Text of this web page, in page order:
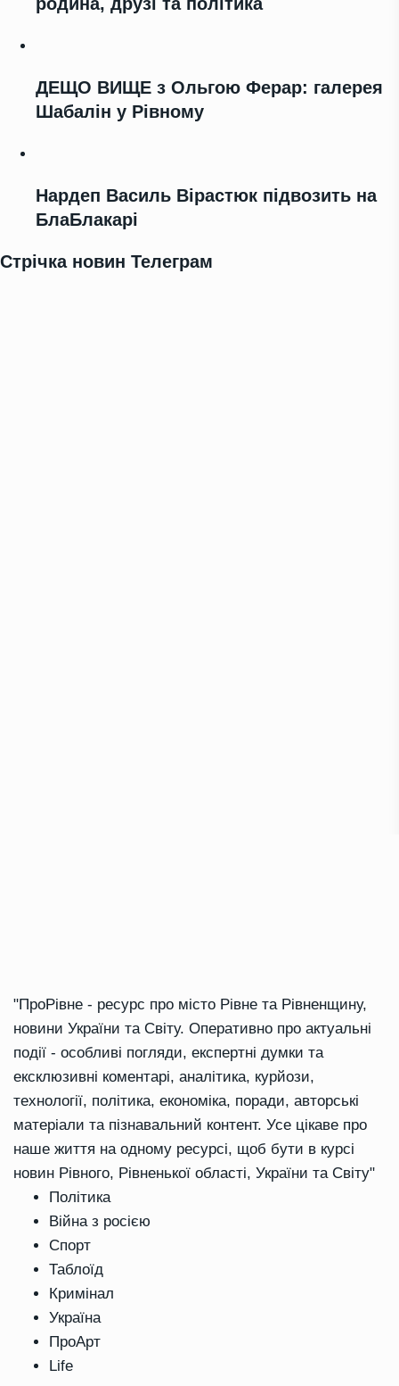
ДЕЩО ВИЩЕ з Ольгою Ферар: галерея
Шабалін у Рівному
Нардеп Василь Вірастюк підвозить на
БлаБлакарі
Стрічка новин Телеграм
"ПроРівне - ресурс про місто Рівне та Рівненщину,
новини України та Світу. Оперативно про актуальні
події - особливі погляди, експертні думки та
ексклюзивні коментарі, аналітика, курйози,
технології, політика, економіка, поради, авторські
матеріали та пізнавальний контент. Усе цікаве про
наше життя на одному ресурсі, щоб бути в курсі
новин Рівного, Рівненької області, України та Світу"
Політика
Війна з росією
Спорт
Таблоїд
Кримінал
Україна
ПроАрт
Life